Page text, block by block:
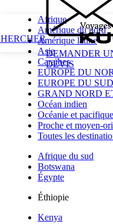
DEMANDER
DEVIS
Afrique
Amérique du nord
Amérique latine
Asie
Caraïbes
EUROPE DU
EUROPE DU SUD
GRAND NORD
Océan indien
Océanie et pacifique
Proche et moyen-
Toutes les
Afrique du sud
Botswana
Égypte
Éthiopie
Kenya